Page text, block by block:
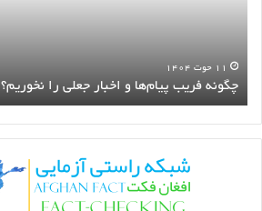
۱۱ حوت ۱۴۰۴
چگونه فریب پیام‌ها و اخبار جعلی را نخوریم؟